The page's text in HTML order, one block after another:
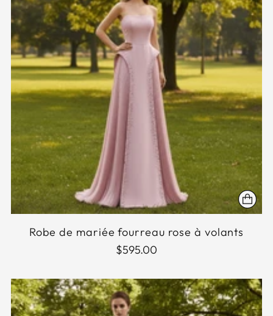
Robe de mariée fourreau rose à volants
$595.00